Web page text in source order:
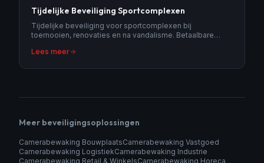
Tijdelijke Beveiliging Sportcomplexen
Tijdelijke beveiliging voor sportcomplexen bij
toernooien, renovaties en na vandalisme. Betaalbare
Lees meer
Meer beveiligingsoplossingen
Camerabewaking BouwplaatsCamerabewaking Vastgoed
Camerabewaking LogistiekCamerabewaking Industrie
Camerabewaking Retail & WinkelsCamerabewaking Horeca